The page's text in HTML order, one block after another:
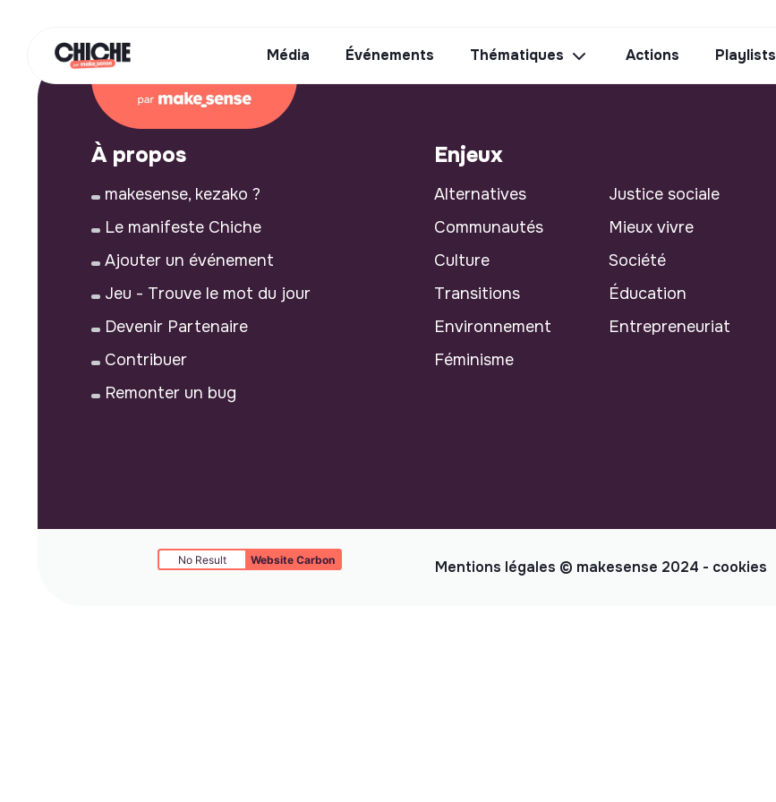
Média Événements Thématiques Actions Playlists
À propos
makesense, kezako ?
Le manifeste Chiche
Ajouter un événement
Jeu - Trouve le mot du jour
Devenir Partenaire
Contribuer
Remonter un bug
Enjeux
Alternatives
Communautés
Culture
Transitions
Environnement
Féminisme
Justice sociale
Mieux vivre
Société
Éducation
Entrepreneuriat
No Result Website Carbon Mentions légales © makesense 2024 - cookies